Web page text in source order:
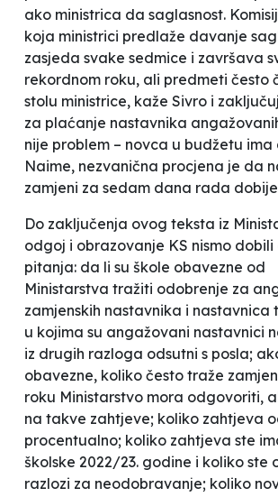
ako ministrica da saglasnost.
koja ministrici predlaže davanje
zasjeda svake sedmice i završava
rekordnom roku, ali predmeti često
stolu ministrice, kaže Sivro i
za plaćanje nastavnika
nije problem – novca u budžetu ima
Naime, nezvanična procjena je da
zamjeni za sedam dana rada
Do zaključenja ovog teksta iz
odgoj i obrazovanje KS nismo
pitanja: da li su škole obavezne od
Ministarstva tražiti odobrenje za
zamjenskih nastavnika i nastavnica
u kojima su angažovani nastavnici
iz drugih razloga odsutni s posla;
obavezne, koliko često traže
roku Ministarstvo mora odgovoriti,
na takve zahtjeve; koliko zahtjeva
procentualno; koliko zahtjeva ste
školske 2022/23. godine i koliko ste
razlozi za neodobravanje; koliko